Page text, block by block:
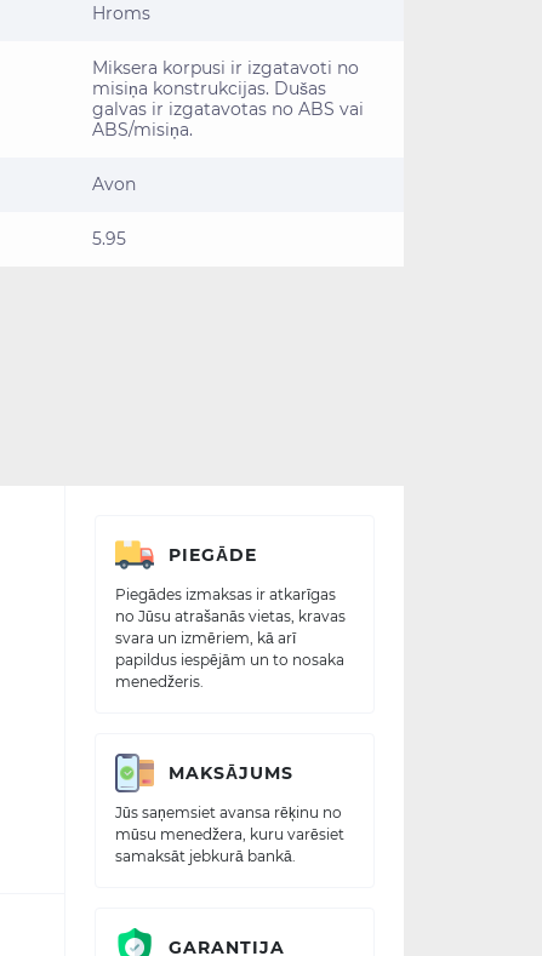
Hroms
Miksera korpusi ir izgatavoti no
misiņa konstrukcijas. Dušas
galvas ir izgatavotas no ABS vai
ABS/misiņa.
Avon
5.95
PIEGĀDE
Piegādes izmaksas ir atkarīgas
no Jūsu atrašanās vietas, kravas
svara un izmēriem, kā arī
papildus iespējām un to nosaka
menedžeris.
MAKSĀJUMS
Jūs saņemsiet avansa rēķinu no
mūsu menedžera, kuru varēsiet
samaksāt jebkurā bankā.
GARANTIJA